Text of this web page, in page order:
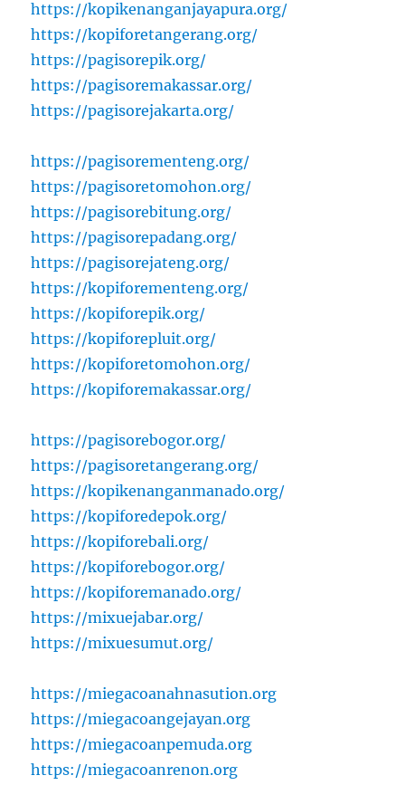
https://kopikenanganjayapura.org/
https://kopiforetangerang.org/
https://pagisorepik.org/
https://pagisoremakassar.org/
https://pagisorejakarta.org/
https://pagisorementeng.org/
https://pagisoretomohon.org/
https://pagisorebitung.org/
https://pagisorepadang.org/
https://pagisorejateng.org/
https://kopiforementeng.org/
https://kopiforepik.org/
https://kopiforepluit.org/
https://kopiforetomohon.org/
https://kopiforemakassar.org/
https://pagisorebogor.org/
https://pagisoretangerang.org/
https://kopikenanganmanado.org/
https://kopiforedepok.org/
https://kopiforebali.org/
https://kopiforebogor.org/
https://kopiforemanado.org/
https://mixuejabar.org/
https://mixuesumut.org/
https://miegacoanahnasution.org
https://miegacoangejayan.org
https://miegacoanpemuda.org
https://miegacoanrenon.org